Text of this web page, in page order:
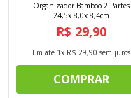
Organizador Bamboo 2 Partes
24,5x 8,0x 8,4cm
R$ 29,90
Em até 1x R$ 29,90 sem juros
COMPRAR